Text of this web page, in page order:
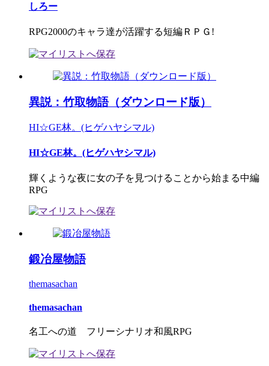
しろー
RPG2000のキャラ達が活躍する短編ＲＰＧ!
異説：竹取物語（ダウンロード版）
HI☆GE林。(ヒゲハヤシマル)
HI☆GE林。(ヒゲハヤシマル)
輝くような夜に女の子を見つけることから始まる中編
RPG
鍛冶屋物語
themasachan
themasachan
名工への道 フリーシナリオ和風RPG